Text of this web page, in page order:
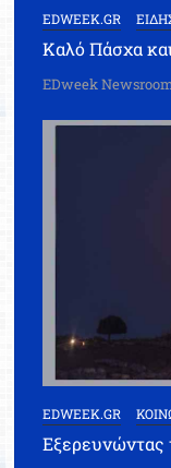
EDWEEK.GR
Καλό Πάσχα
EDweek
EDWEEK.GR
Εξερευνώντας